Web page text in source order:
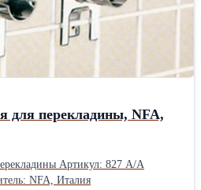
для перекладины, NFA,
827 A/A
NFA, Италия